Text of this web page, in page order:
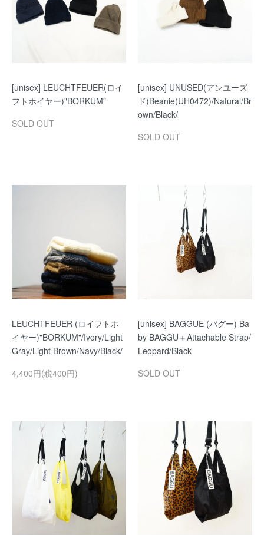
[unisex] LEUCHTFEUER(ロイ
フトホイヤー)"BORKUM"
SOLD OUT
[unisex] UNUSED(アンユーズ
ド)Beanie(UH0472)/Natural/Br
own/Black/
SOLD OUT
LEUCHTFEUER (ロイフトホ
イヤー)"BORKUM"/Ivory/Light
Gray/Light Brown/Navy/Black/
4,400円(税400円)
[unisex] BAGGUE (バグー) Ba
by BAGGU＋Attachable Strap/
Leopard/Black
SOLD OUT